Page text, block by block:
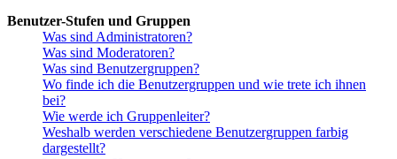
Benutzer-Stufen und Gruppen
Was sind Administratoren?
Was sind Moderatoren?
Was sind Benutzergruppen?
Wo finde ich die Benutzergruppen und wie trete ich ihnen
bei?
Wie werde ich Gruppenleiter?
Weshalb werden verschiedene Benutzergruppen farbig
dargestellt?